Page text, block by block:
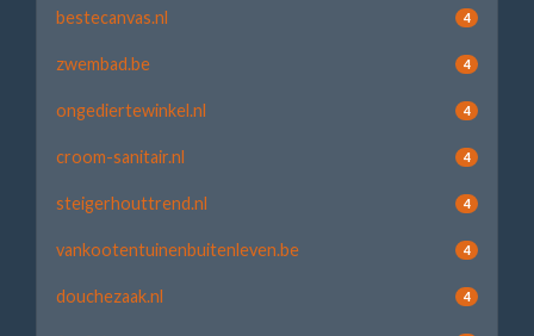
bestecanvas.nl 4
zwembad.be 4
ongediertewinkel.nl 4
croom-sanitair.nl 4
steigerhouttrend.nl 4
vankootentuinenbuitenleven.be 4
douchezaak.nl 4